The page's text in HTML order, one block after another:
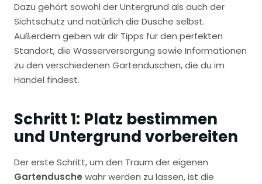
Dazu gehört sowohl der Untergrund als auch der
Sichtschutz und natürlich die Dusche selbst.
Außerdem geben wir dir Tipps für den perfekten
Standort, die Wasserversorgung sowie Informationen
zu den verschiedenen Gartenduschen, die du im
Handel findest.
Schritt 1: Platz bestimmen
und Untergrund vorbereiten
Der erste Schritt, um den Traum der eigenen
Gartendusche wahr werden zu lassen, ist die